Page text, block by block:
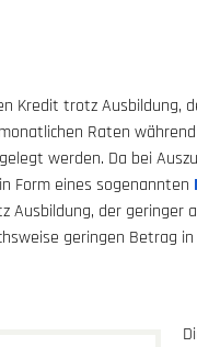
Kredit trotz Ausbildung,
Raten
werden. Da bei
Form eines sogenannten
Ausbildung, der
geringen Betrag